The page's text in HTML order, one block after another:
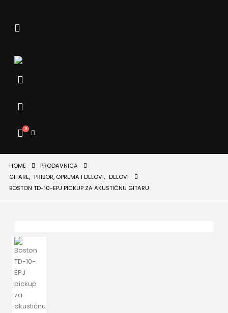
0
HOME
PRODAVNICA
GITARE, PRIBOR, OPREMA I DELOVI, DELOVI
BOSTON TD-10-EPJ PICKUP ZA AKUSTIČNU GITARU